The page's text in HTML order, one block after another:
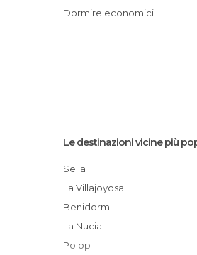
Dormire economici
Le destinazioni vicine più
Sella
La Villajoyosa
Benidorm
La Nucia
Polop